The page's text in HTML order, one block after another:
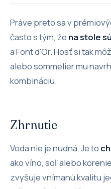
Práve preto sa v
často s tým, že na stole
a Font d'Or. Hosť si tak
alebo sommelier mu
kombináciu.
Zhrnutie
Voda nie je nudná. Je to
ako víno, soľ alebo
zvyšuje vnímanú kvalitu